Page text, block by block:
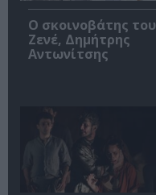
Ο σκοινοβάτης του
Ζενέ, Δημήτρης
Αντωνίτσης